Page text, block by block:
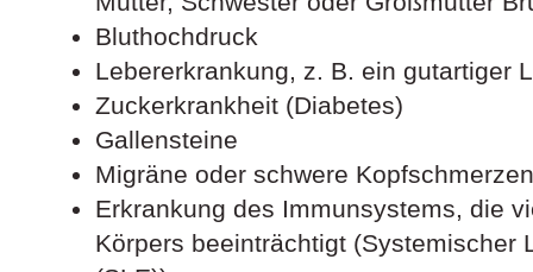
Bluthochdruck
Lebererkrankung, z. B. ein gutartiger
Zuckerkrankheit (Diabetes)
Gallensteine
Migräne oder schwere Kopfschmerzen
Erkrankung des Immunsystems, die
Körpers beeinträchtigt (Systemischer